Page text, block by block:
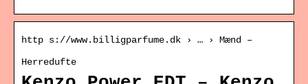
http s://www.billigparfume.dk › … › Mænd –
Herredufte